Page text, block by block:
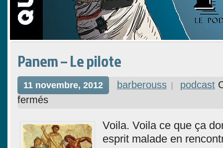
Panem – Le pilote
11 novembre, 2012 barberouss podcast
fermés
Voila. Voila ce que ça
esprit malade en